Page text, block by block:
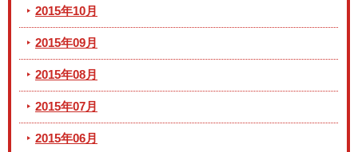
2015年10月
2015年09月
2015年08月
2015年07月
2015年06月